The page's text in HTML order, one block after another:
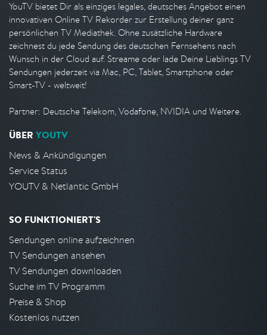
YouTV bietet Dir als einziges legales, deutsches Angebot einen
innovativen Online TV Rekorder zur Erstellung deiner ganz
persönlichen TV Mediathek. Ohne zusätzliche Hardware
zeichnest du jede Sendung des deutschen Fernsehens nach
Wunsch in der Cloud auf. Streame oder lade Deine Lieblings TV
Sendungen jederzeit via Mac, PC, Tablet, Smartphone oder
Smart-TV - weltweit!
Partner: Deutsche Telekom, Vodafone, NVIDIA und Weitere.
ÜBER YOUTV
News & Ankündigungen
Service Status
YOUTV & Netlantic GmbH
SO FUNKTIONIERT'S
Sendungen online aufzeichnen
TV Sendungen ansehen
TV Sendungen downloaden
Suche im TV Programm
Preise & Shop
Kostenlos nutzen